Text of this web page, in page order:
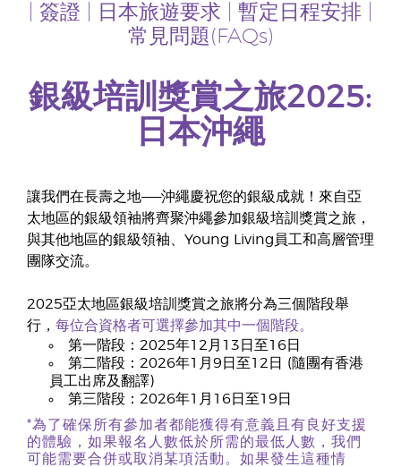
簽證 日本旅遊要求 暫定日程安排
常見問題(FAQs)
銀級培訓獎賞之旅2025:
日本沖繩
讓我們在長壽之地——沖繩慶祝您的銀級成就！來自亞
太地區的銀級領袖將齊聚沖繩參加銀級培訓獎賞之旅，
與其他地區的銀級領袖、Young Living員工和高層管理
團隊交流。
2025亞太地區銀級培訓獎賞之旅將分為三個階段舉
行， 每位合資格者可選擇參加其中一個階段。
第一階段：2025年12月13日至16日
第二階段：2026年1月9日至12日 (隨團有香港
員工出席及翻譯)
第三階段：2026年1月16日至19日
*為了確保所有參加者都能獲得有意義且有良好支援
的體驗，如果報名人數低於所需的最低人數，我們
可能需要合併或取消某項活動。如果發生這種情